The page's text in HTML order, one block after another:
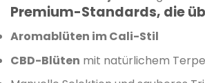
Premium-Standards, die
Aromablüten im Cali-Stil
CBD-Blüten mit natürlichem